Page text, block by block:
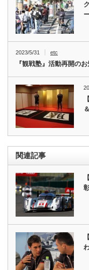
2023/5/31 etc
『観戦塾』活動再開の
関連記事